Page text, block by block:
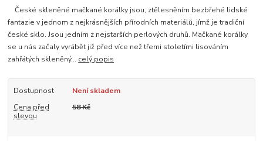
České skleněné mačkané korálky jsou, ztělesněním bezbřehé lidské
fantazie v jednom z nejkrásnějších přírodních materiálů, jímž je tradiční
české sklo. Jsou jedním z nejstarších perlových druhů. Mačkané korálky
se u nás začaly vyrábět již před více než třemi stoletími lisováním
zahřátých skleněný... celý popis
Dostupnost
Není skladem
Cena před
slevou
58 Kč